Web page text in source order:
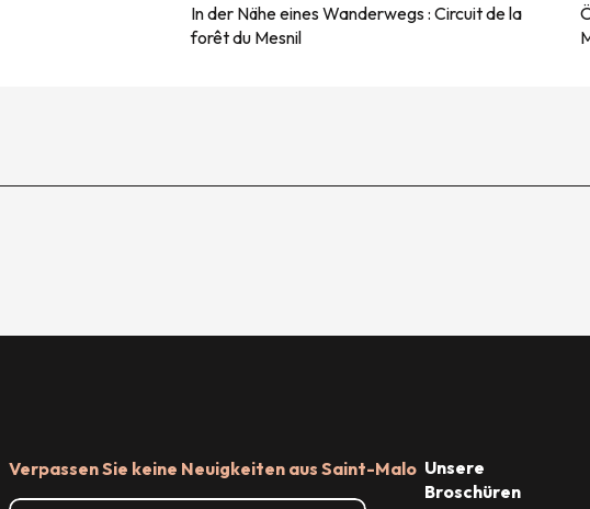
In der Nähe eines Wanderwegs : Circuit de la
forêt du Mesnil
Verpassen Sie keine Neuigkeiten aus Saint-Malo Unsere
Broschüren